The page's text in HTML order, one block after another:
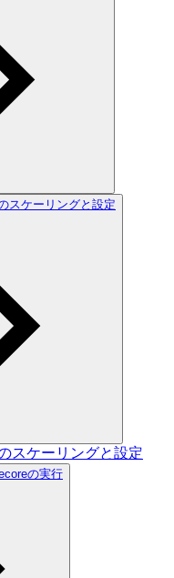
スケーリングと設定
スケーリングと設定
の実行